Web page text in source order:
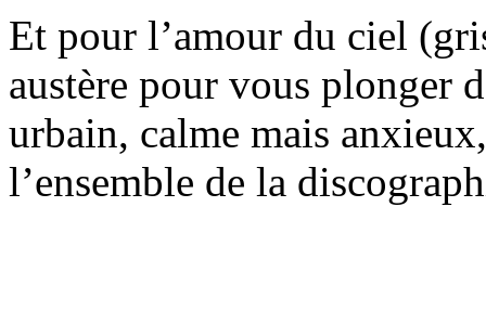
Et pour l’amour du ciel
austère pour vous plonger
urbain, calme mais
l’ensemble de la